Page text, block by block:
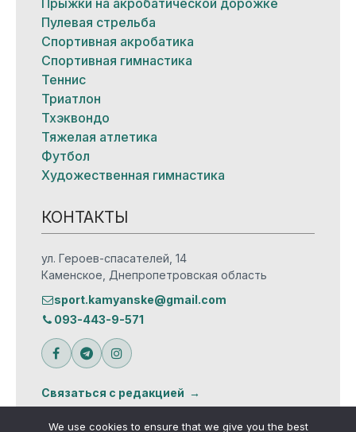
Пулевая стрельба
Спортивная акробатика
Спортивная гимнастика
Теннис
Триатлон
Тхэквондо
Тяжелая атлетика
Футбол
Художественная гимнастика
КОНТАКТЫ
ул. Героев-спасателей, 14
Каменское, Днепропетровская область
sport.kamyanske@gmail.com
093-443-9-571
Связаться с редакцией
We use cookies to ensure that we give you the best